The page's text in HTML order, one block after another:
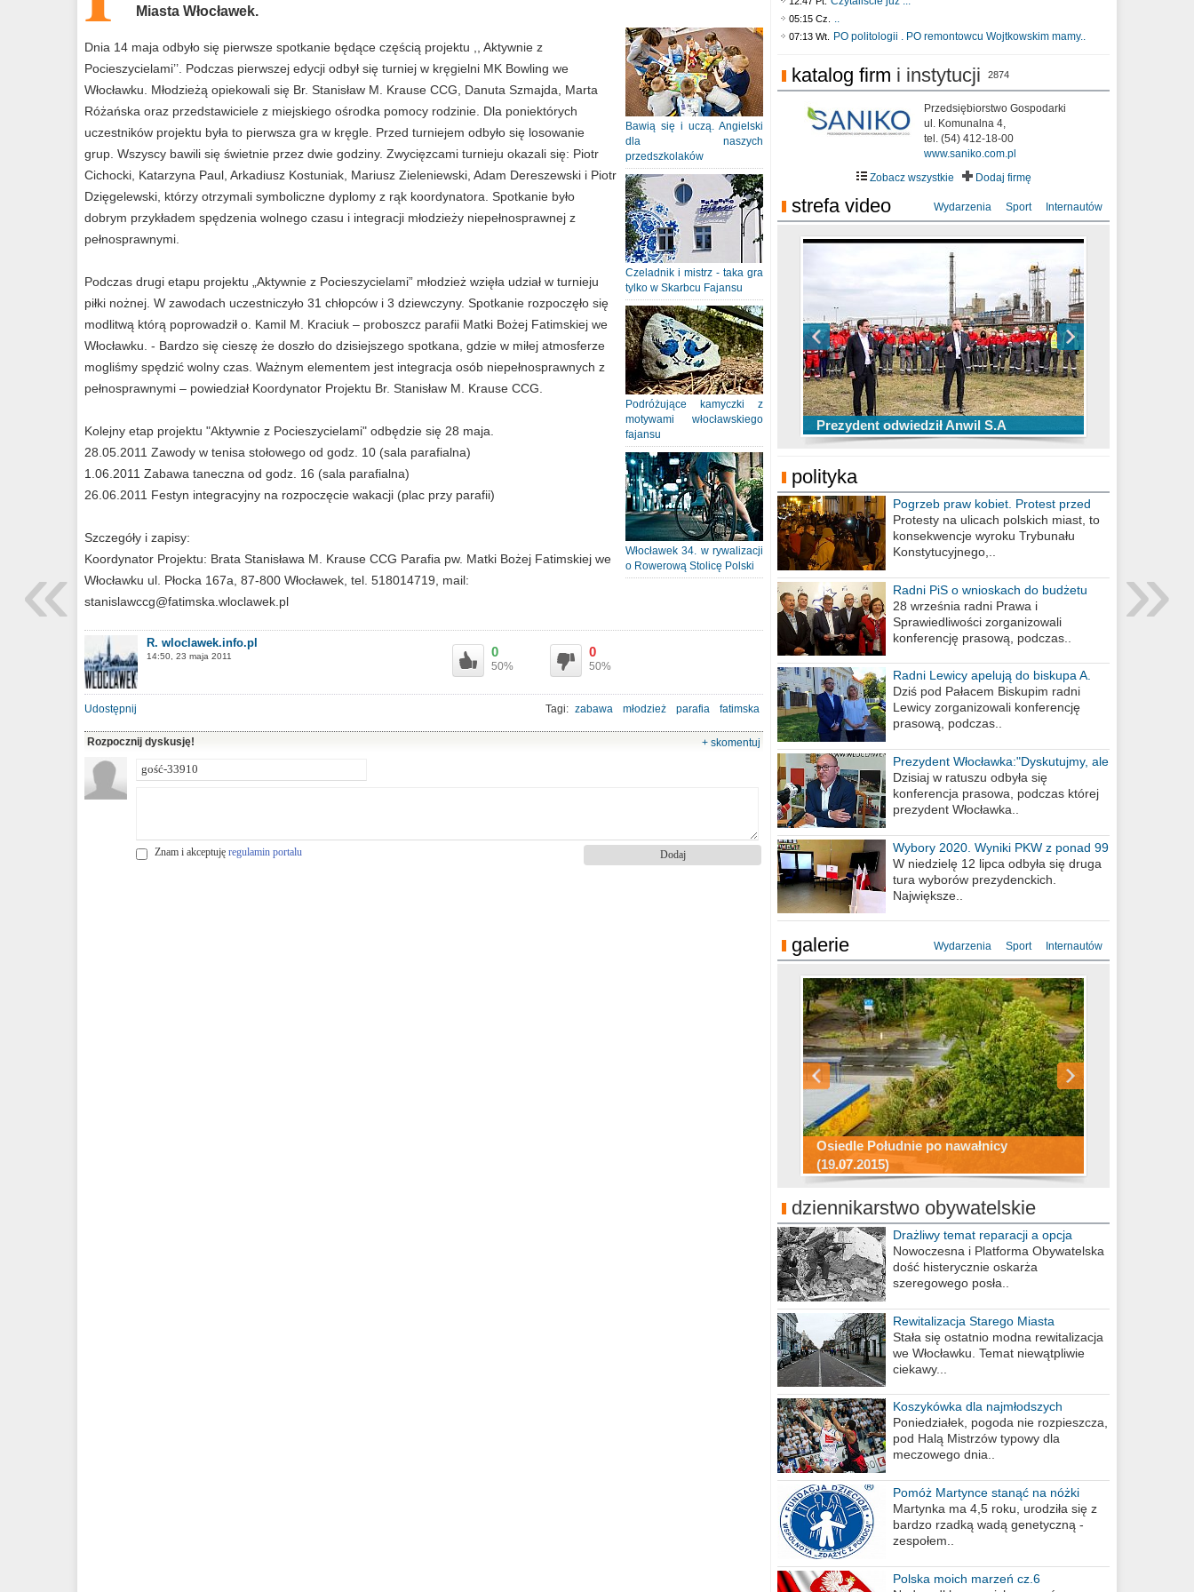
Miasta Włocławek.
Bawią się i uczą. Angielski
dla naszych
przedszkolaków
Czeladnik i mistrz - taka gra
tylko w Skarbcu Fajansu
Podróżujące kamyczki z
motywami włocławskiego
fajansu
Włocławek 34. w rywalizacji
o Rowerową Stolicę Polski
Dnia 14 maja odbyło się pierwsze spotkanie będące częścią projektu ,, Aktywnie z
Pocieszycielami’’. Podczas pierwszej edycji odbył się turniej w kręgielni MK Bowling we
Włocławku. Młodzieżą opiekowali się Br. Stanisław M. Krause CCG, Danuta Szmajda, Marta
Różańska oraz przedstawiciele z miejskiego ośrodka pomocy rodzinie. Dla poniektórych
uczestników projektu była to pierwsza gra w kręgle. Przed turniejem odbyło się losowanie
grup. Wszyscy bawili się świetnie przez dwie godziny. Zwycięzcami turnieju okazali się: Piotr
Cichocki, Katarzyna Paul, Arkadiusz Kostuniak, Mariusz Zieleniewski, Adam Dereszewski i Piotr
Dzięgelewski, którzy otrzymali symboliczne dyplomy z rąk koordynatora. Spotkanie było
dobrym przykładem spędzenia wolnego czasu i integracji młodzieży niepełnosprawnej z
pełnosprawnymi.
Podczas drugi etapu projektu „Aktywnie z Pocieszycielami” młodzież wzięła udział w turnieju
piłki nożnej. W zawodach uczestniczyło 31 chłopców i 3 dziewczyny. Spotkanie rozpoczęło się
modlitwą którą poprowadził o. Kamil M. Kraciuk – proboszcz parafii Matki Bożej Fatimskiej we
Włocławku. - Bardzo się cieszę że doszło do dzisiejszego spotkana, gdzie w miłej atmosferze
mogliśmy spędzić wolny czas. Ważnym elementem jest integracja osób niepełnosprawnych z
pełnosprawnymi – powiedział Koordynator Projektu Br. Stanisław M. Krause CCG.
Kolejny etap projektu "Aktywnie z Pocieszycielami" odbędzie się 28 maja.
28.05.2011 Zawody w tenisa stołowego od godz. 10 (sala parafialna)
1.06.2011 Zabawa taneczna od godz. 16 (sala parafialna)
26.06.2011 Festyn integracyjny na rozpoczęcie wakacji (plac przy parafii)
Szczegóły i zapisy:
Koordynator Projektu: Brata Stanisława M. Krause CCG Parafia pw. Matki Bożej Fatimskiej we
Włocławku ul. Płocka 167a, 87-800 Włocławek, tel. 518014719, mail:
stanislawccg@fatimska.wloclawek.pl
R. wloclawek.info.pl
14:50, 23 maja 2011 0
50%
0
50%
Udostępnij Tagi: zabawa młodzież parafia fatimska
Rozpocznij dyskusję! + skomentuj
Znam i akceptuję regulamin portalu
05:15 Cz. ..
07:13 Wt. PO politologii . PO remontowcu Wojtkowskim mamy..
katalog firm i instytucji 2874
Przedsiębiorstwo Gospodarki
ul. Komunalna 4,
tel. (54) 412-18-00
www.saniko.com.pl
Zobacz wszystkie
Dodaj firmę
strefa video Wydarzenia Sport Internautów
Prezydent odwiedził Anwil S.A
TOP 10 przechwytów Anwilu Włocławek
w EBL w sezonie 2019/2020
TOP 5 rzutów Anwilu Włocławek w BCL
w sezonie 2019/2020
Ni To Ponk - W oczach mamy strach
sixf33t .Last Year DRONE FOOTAGE
Włocławek
XXIII Sesja Rady Miasta Włocławek VIII
kadencji w dniu 09.06.2020 r.
polityka
Pogrzeb praw kobiet. Protest przed
biurem poselskim PiS
Protesty na ulicach polskich miast, to
konsekwencje wyroku Trybunału
Konstytucyjnego,..
Radni PiS o wnioskach do budżetu
miasta na 2021 rok
28 września radni Prawa i
Sprawiedliwości zorganizowali
konferencję prasową, podczas..
Radni Lewicy apelują do biskupa A.
Wiesława Meringa
Dziś pod Pałacem Biskupim radni
Lewicy zorganizowali konferencję
prasową, podczas..
Prezydent Włocławka:"Dyskutujmy, ale
nie obrażajmy się”
Dzisiaj w ratuszu odbyła się
konferencja prasowa, podczas której
prezydent Włocławka..
Wybory 2020. Wyniki PKW z ponad 99
procent obwodów
W niedzielę 12 lipca odbyła się druga
tura wyborów prezydenckich.
Największe..
galerie Wydarzenia Sport Internautów
Osiedle Południe po nawałnicy
(19.07.2015)
Wizytówka Włocławka
polowanie wigilijne 2014
Miasto kładzie się do snu .
Konkurs fotograficzny "Co to za
miejsca"
Ścieżka rowerowa w naszym mieście
dziennikarstwo obywatelskie
Drażliwy temat reparacji a opcja
berlińska
Nowoczesna i Platforma Obywatelska
dość histerycznie oskarża
szeregowego posła..
Rewitalizacja Starego Miasta
Stała się ostatnio modna rewitalizacja
we Włocławku. Temat niewątpliwie
ciekawy...
Koszykówka dla najmłodszych
Poniedziałek, pogoda nie rozpieszcza,
pod Halą Mistrzów typowy dla
meczowego dnia..
Pomóż Martynce stanąć na nóżki
Martynka ma 4,5 roku, urodziła się z
bardzo rzadką wadą genetyczną -
zespołem..
Polska moich marzeń cz.6
»
«